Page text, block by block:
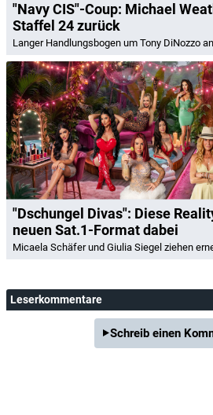
"Navy CIS"-Coup: Michael
Staffel 24 zurück
Langer Handlungsbogen um Tony DiNozzo
"Dschungel Divas": Diese
neuen Sat.1-Format dabei
Micaela Schäfer und Giulia Siegel ziehen
Leserkommentare
Schreib einen